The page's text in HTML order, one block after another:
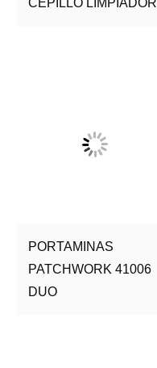
CEPILLO LIMPIADOR
PORTAMINAS
PATCHWORK 41006
DUO